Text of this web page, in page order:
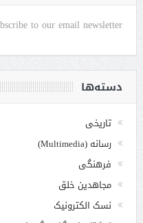
to our email newsletter.
دسته‌ها
تاریخی
رسانه (Multimedia)
فرهنگی
مجاهدین خلق
نسک الکترونیک